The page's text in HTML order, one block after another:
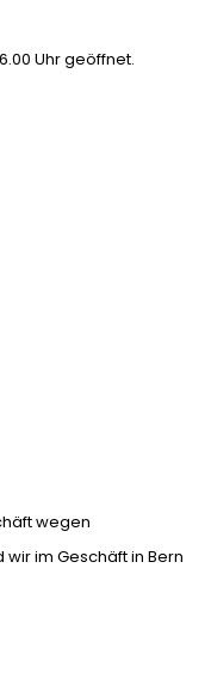
Uhr geöffnet.
wegen
im Geschäft in Bern